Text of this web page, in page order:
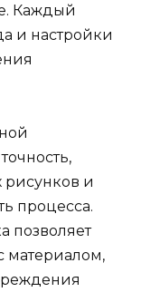
Каждый
и настройки
рисунков и
процесса.
позволяет
материалом,